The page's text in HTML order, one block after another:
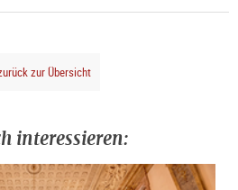
zur Übersicht
interessieren: